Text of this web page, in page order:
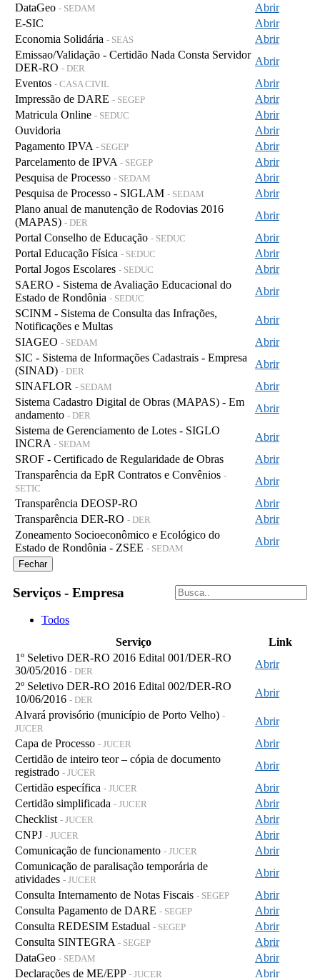
DataGeo - SEDAM
Abrir
E-SIC
Abrir
Economia Solidária - SEAS
Abrir
Emissao/Validação - Certidão Nada Consta Servidor
DER-RO - DER
Abrir
Eventos - CASA CIVIL
Abrir
Impressão de DARE - SEGEP
Abrir
Matricula Online - SEDUC
Abrir
Ouvidoria
Abrir
Pagamento IPVA - SEGEP
Abrir
Parcelamento de IPVA - SEGEP
Abrir
Pesquisa de Processo - SEDAM
Abrir
Pesquisa de Processo - SIGLAM - SEDAM
Abrir
Plano anual de manutenção de Rodovias 2016
(MAPAS) - DER
Abrir
Portal Conselho de Educação - SEDUC
Abrir
Portal Educação Física - SEDUC
Abrir
Portal Jogos Escolares - SEDUC
Abrir
SAERO - Sistema de Avaliação Educacional do
Estado de Rondônia - SEDUC
Abrir
SCINM - Sistema de Consulta das Infrações,
Notificações e Multas
Abrir
SIAGEO - SEDAM
Abrir
SIC - Sistema de Informações Cadastrais - Empresa
(SINAD) - DER
Abrir
SINAFLOR - SEDAM
Abrir
Sistema Cadastro Digital de Obras (MAPAS) - Em
andamento - DER
Abrir
Sistema de Gerenciamento de Lotes - SIGLO
INCRA - SEDAM
Abrir
SROF - Certificado de Regularidade de Obras
Abrir
Transparência da EpR Contratos e Convênios -
SETIC
Abrir
Transparência DEOSP-RO
Abrir
Transparência DER-RO - DER
Abrir
Zoneamento Socioeconômico e Ecológico do
Estado de Rondônia - ZSEE - SEDAM
Abrir
Fechar
Serviços - Empresa
Todos
Serviço
Link
1º Seletivo DER-RO 2016 Edital 001/DER-RO
30/05/2016 - DER
Abrir
2º Seletivo DER-RO 2016 Edital 002/DER-RO
10/06/2016 - DER
Abrir
Alvará provisório (município de Porto Velho) -
JUCER
Abrir
Capa de Processo - JUCER
Abrir
Certidão de inteiro teor – cópia de documento
registrado - JUCER
Abrir
Certidão específica - JUCER
Abrir
Certidão simplificada - JUCER
Abrir
Checklist - JUCER
Abrir
CNPJ - JUCER
Abrir
Comunicação de funcionamento - JUCER
Abrir
Comunicação de paralisação temporária de
atividades - JUCER
Abrir
Consulta Internamento de Notas Fiscais - SEGEP
Abrir
Consulta Pagamento de DARE - SEGEP
Abrir
Consulta REDESIM Estadual - SEGEP
Abrir
Consulta SINTEGRA - SEGEP
Abrir
DataGeo - SEDAM
Abrir
Declarações de ME/EPP - JUCER Abrir